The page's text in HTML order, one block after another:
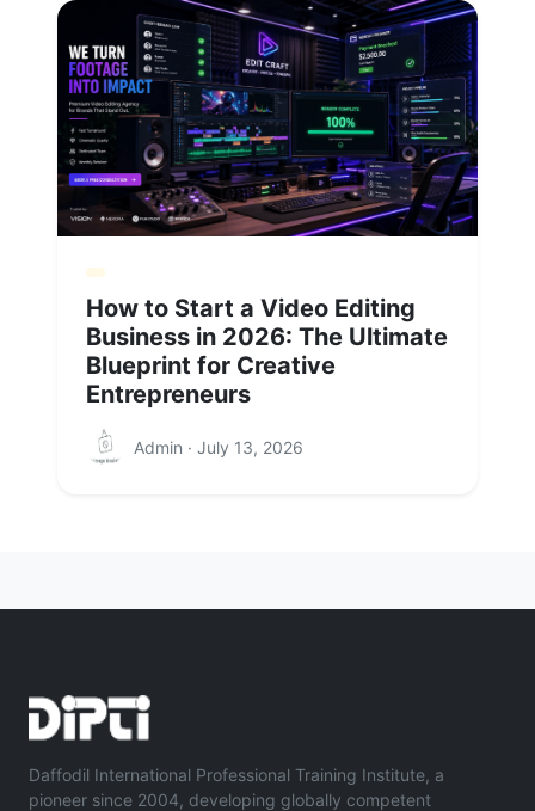
How to Start a Video Editing
Business in 2026: The Ultimate
Blueprint for Creative
Entrepreneurs
Admin · July 13, 2026
Daffodil International Professional Training Institute, a
pioneer since 2004, developing globally competent